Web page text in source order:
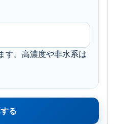
す。高濃度や非水系は
る